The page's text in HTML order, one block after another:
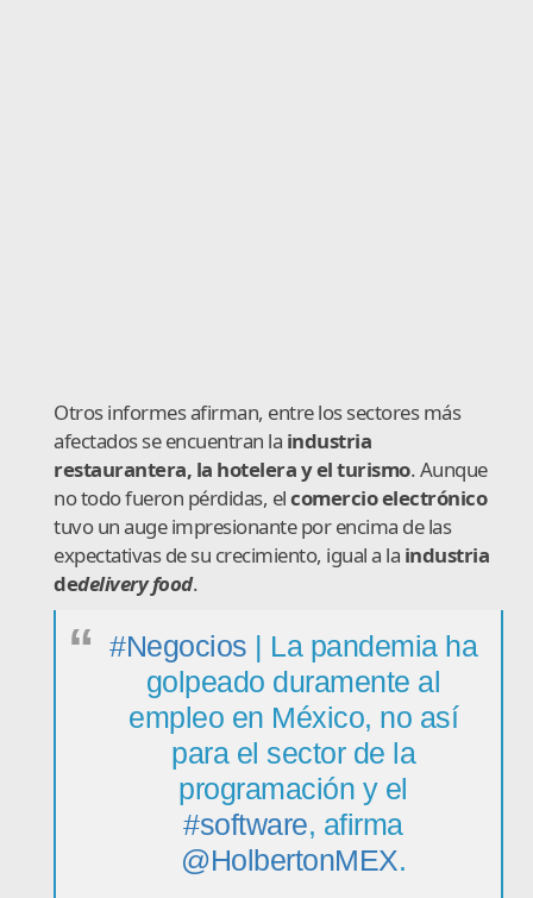
Otros informes afirman, entre los sectores más
afectados se encuentran la industria
restaurantera, la hotelera y el turismo. Aunque
no todo fueron pérdidas, elcomercio electrónico
tuvo un auge impresionante por encima de las
expectativas de su crecimiento, igual a la industria
dedelivery food.
#Negocios | La pandemia ha
golpeado duramente al
empleo en México, no así
para el sector de la
programación y el
#software, afirma
@HolbertonMEX.